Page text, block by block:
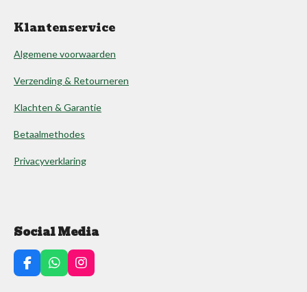
Klantenservice
Algemene voorwaarden
Verzending & Retourneren
Klachten & Garantie
Betaalmethodes
Privacyverklaring
Social Media
F
a
W
h
I
n